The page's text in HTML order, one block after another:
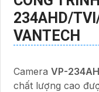
234AHD/
VANTECH
Camera VP-
chất lượng cao